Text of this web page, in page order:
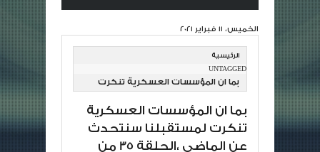
الخميس، 11 فبراير 2021
الرئيسية
UNTAGGED
بما ان المؤسسات العسكرية تنكرت
،الحلقة 35 من سلسلة في زمن
الحرب و الجوع (أسر شهداء حرب
بما ان المؤسسات العسكرية
تنكرت لمستقبلنا سنتحدث
عن الماضي ،الحلقة 35 من